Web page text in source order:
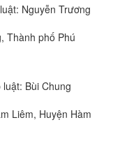
Nguyễn Trương
Thành phố Phú
Bùi Chung
Liêm, Huyện Hàm